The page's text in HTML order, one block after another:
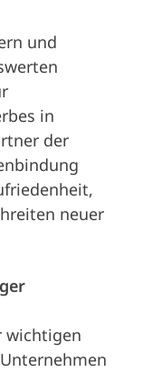
und
in
der
neuer
wichtigen